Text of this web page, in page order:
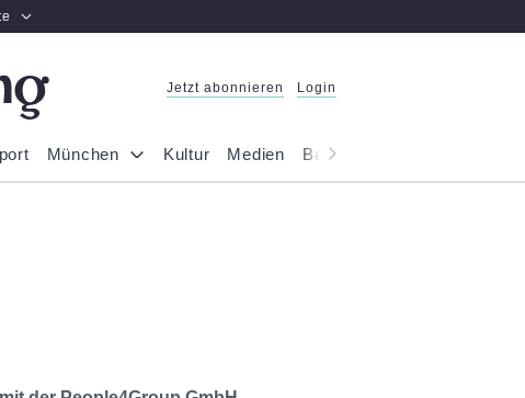
Jetzt abonnieren Login
München Kultur Medien Bayern